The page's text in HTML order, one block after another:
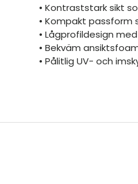
• Kontraststark sikt
• Kompakt
• Lågprofildesign
• Bekväm
• Pålitlig UV- och